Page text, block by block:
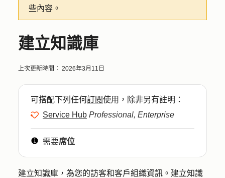
些內容。
建立知識庫
上次更新時間： 2026年3月11日
可搭配下列任何訂閱使用，除非另有註明：
Service Hub Professional, Enterprise
需要席位
建立知識庫，為您的訪客和客戶組織資訊。建立知識